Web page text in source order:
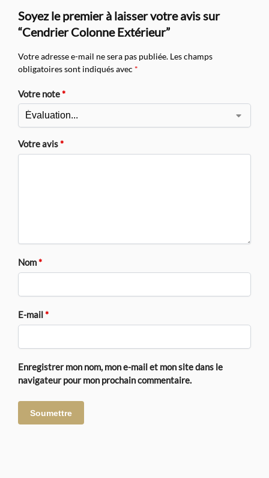
Soyez le premier à laisser votre avis sur
“Cendrier Colonne Extérieur”
Votre adresse e-mail ne sera pas publiée. Les champs
obligatoires sont indiqués avec *
Votre note*
Votre avis*
Nom*
E-mail*
Enregistrer mon nom, mon e-mail et mon site dans le
navigateur pour mon prochain commentaire.